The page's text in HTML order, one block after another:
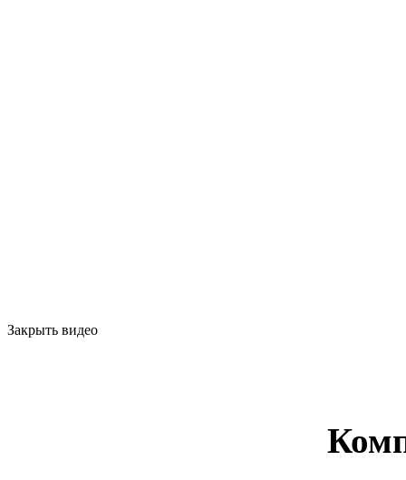
Закрыть видео